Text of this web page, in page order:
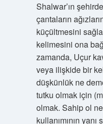
Shalwar’ın
çantaların
küçültmesini
kelimesini ona
zamanda, Uçur
veya ilişkide bir
düşkünlük ne
tutku olmak için
olmak. Sahip ol
kullanımının